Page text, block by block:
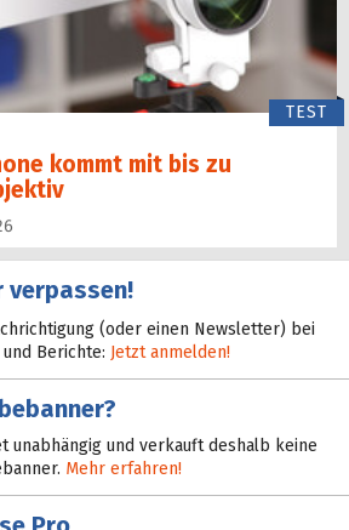
TEST
kommt mit bis zu
verpassen!
(oder einen Newsletter) bei
Berichte: Jetzt anmelden!
unabhängig und verkauft deshalb keine
Mehr erfahren!